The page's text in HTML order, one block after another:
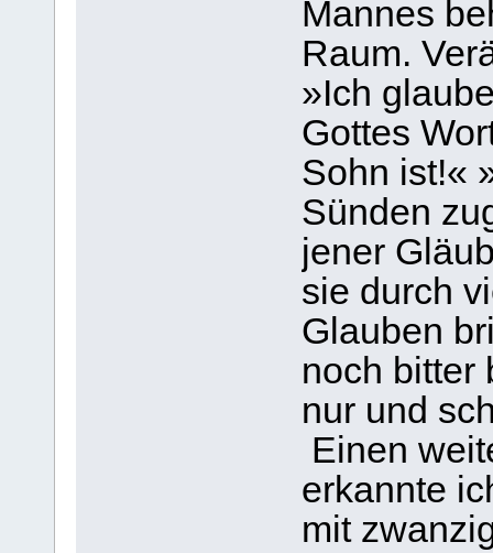
Mannes
Raum.
»Ich
Gottes
Sohn ist!«
Sünden
jener
sie durch
Glauben
noch bitter
nur und
Einen
erkannte
mit